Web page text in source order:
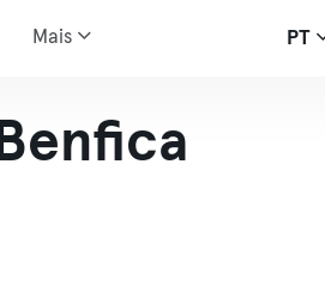
Mais PT